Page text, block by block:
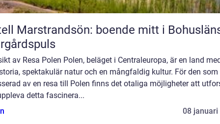
Marstrandsön: boende mitt i
av Resa Polen Polen, beläget i Centraleuropa, är en land
spektakulär natur och en mångfaldig kultur. För den som
av en resa till Polen finns det otaliga möjligheter att
detta fascinera...
08 januari